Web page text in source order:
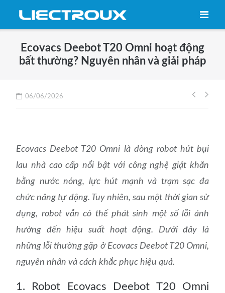
Ecovacs Deebot T20 Omni hoạt động
bất thường? Nguyên nhân và giải pháp
06/06/2026
Điều
Ecovacs Deebot T20 Omni là dòng robot hút bụi
lau nhà cao cấp nổi bật với công nghệ giặt khăn
bằng nước nóng, lực hút mạnh và trạm sạc đa
chức năng tự động. Tuy nhiên, sau một thời gian sử
dụng, robot vẫn có thể phát sinh một số lỗi ảnh
hưởng đến hiệu suất hoạt động. Dưới đây là
những lỗi thường gặp ở Ecovacs Deebot T20 Omni,
nguyên nhân và cách khắc phục hiệu quả.
1. Robot Ecovacs Deebot T20 Omni